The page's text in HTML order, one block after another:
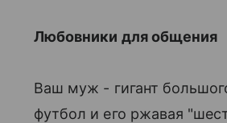
Любовники для общения
Ваш муж - гигант
футбол и его ржавая